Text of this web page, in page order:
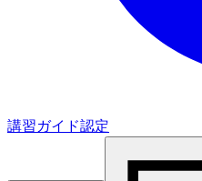
講習ガイド認定